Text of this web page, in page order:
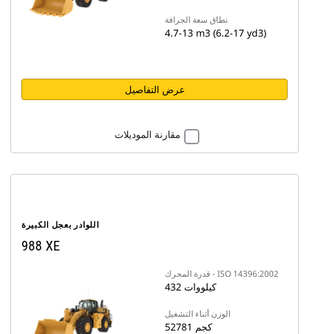
نطاق سعة الجرافة
4.7-13 m3 (6.2-17 yd3)
عرض التفاصيل
مقارنة الموديلات
اللوادر بعجل الكبيرة
988 XE
قدرة المحرك - ISO 14396:2002
432 كيلووات
الوزن أثناء التشغيل
52781 كجم